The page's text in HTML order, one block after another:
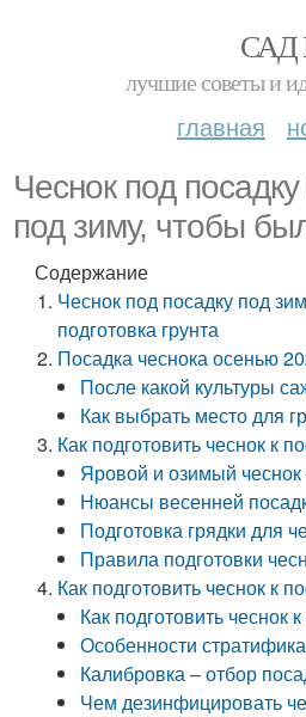
САД
лучшие советы и
главная
Чеснок под
под зиму, чтобы
Содержание
Чеснок под посадку под
подготовка грунта
Посадка чеснока осенью
После какой культуры
Как выбрать место для
Как подготовить чеснок к
Яровой и озимый
Нюансы весенней
Подготовка грядки для
Правила подготовки
Как подготовить чеснок к
Как подготовить чеснок
Особенности
Калибровка – отбор
Чем дезинфицировать